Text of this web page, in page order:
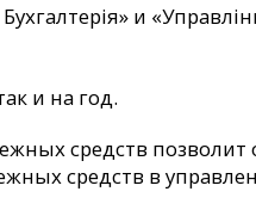
и
и на год.
средств
средств в